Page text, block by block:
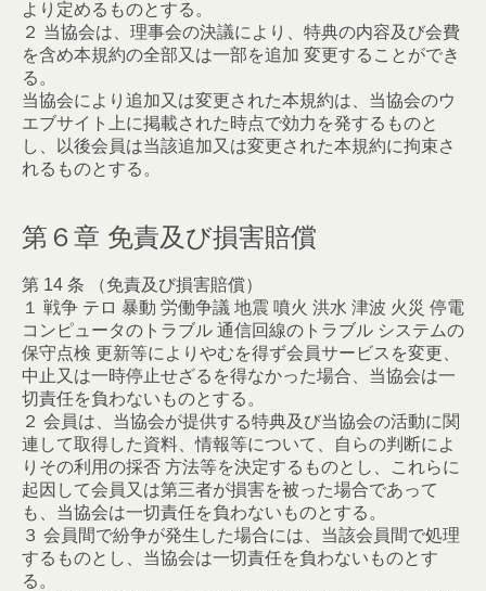
より定めるものとする。
２ 当協会は、理事会の決議により、特典の内容及び会費
を含め本規約の全部又は一部を追加 変更することができ
る。
当協会により追加又は変更された本規約は、当協会のウ
エブサイト上に掲載された時点で効力を発するものと
し、以後会員は当該追加又は変更された本規約に拘束さ
れるものとする。
第６章 免責及び損害賠償
第 14 条 （免責及び損害賠償）
１ 戦争 テロ 暴動 労働争議 地震 噴火 洪水 津波 火災 停電
コンピュータのトラブル 通信回線のトラブル システムの
保守点検 更新等によりやむを得ず会員サービスを変更、
中止又は一時停止せざるを得なかった場合、当協会は一
切責任を負わないものとする。
２ 会員は、当協会が提供する特典及び当協会の活動に関
連して取得した資料、情報等について、自らの判断によ
りその利用の採否 方法等を決定するものとし、これらに
起因して会員又は第三者が損害を被った場合であって
も、当協会は一切責任を負わないものとする。
３ 会員間で紛争が発生した場合には、当該会員間で処理
するものとし、当協会は一切責任を負わないものとす
る。